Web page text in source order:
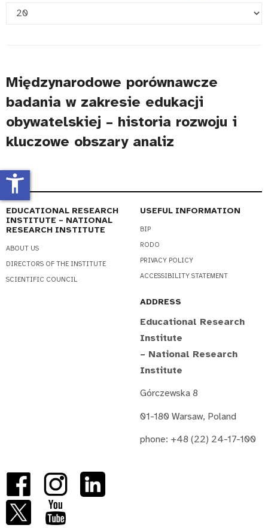
Display
Międzynarodowe porównawcze
badania w zakresie edukacji
obywatelskiej – historia rozwoju i
kluczowe obszary analiz
EDUCATIONAL RESEARCH
INSTITUTE – NATIONAL
RESEARCH INSTITUTE
ABOUT US
DIRECTORS OF THE INSTITUTE
SCIENTIFIC COUNCIL
USEFUL INFORMATION
BIP
RODO
PRIVACY POLICY
ACCESSIBILITY STATEMENT
ADDRESS
Educational Research
Institute
– National Research
Institute
Górczewska 8
01-180 Warsaw, Poland
phone: +48 (22) 24-17-100
accessibility_new